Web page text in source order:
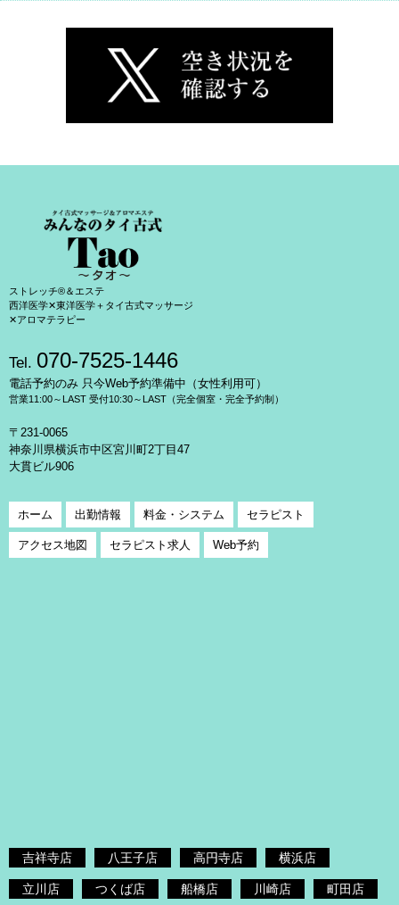
ストレッチ®＆エステ
西洋医学✕東洋医学＋タイ古式マッサージ
✕アロマテラピー
Tel. 070-7525-1446
電話予約のみ 只今Web予約準備中（女性利用可）
営業11:00～LAST 受付10:30～LAST（完全個室・完全予約制）
〒231-0065
神奈川県横浜市中区宮川町2丁目47
大貫ビル906
ホーム 出勤情報 料金・システム セラピスト
アクセス地図 セラピスト求人 Web予約
吉祥寺店 八王子店 高円寺店 横浜店
立川店 つくば店 船橋店 川崎店 町田店